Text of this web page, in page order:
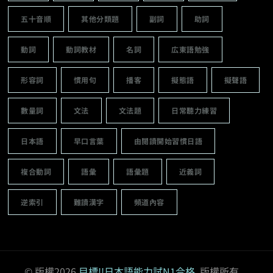
五十音順 其他分類題 副詞 助詞
動詞 動詞教材 名詞 広東語勉強
形容詞 慣用句 播客 擬態語 擬聲語
數量詞 文法 文法題 日常聽力練習
日本語 早口言葉 由閱讀開始習慣日語
複合動詞 語彙 語彙題 近義詞
逆索引 難讀漢字 頻道內容